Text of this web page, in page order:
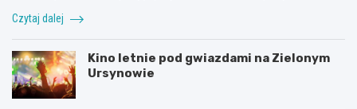
Czytaj dalej
Kino letnie pod gwiazdami na Zielonym
Ursynowie